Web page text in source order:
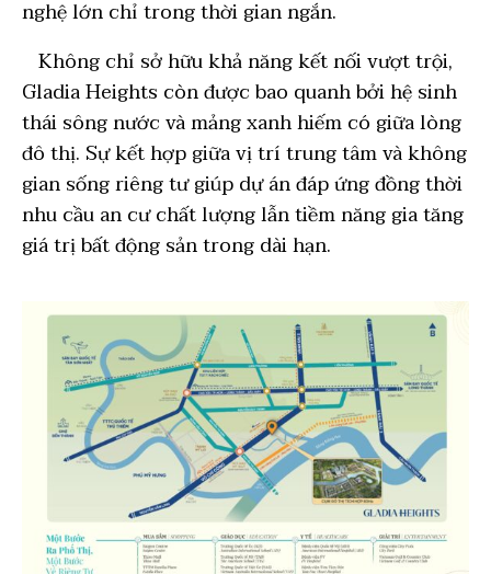
nghệ lớn chỉ trong thời gian ngắn.
Không chỉ sở hữu khả năng kết nối vượt trội,
Gladia Heights còn được bao quanh bởi hệ sinh
thái sông nước và mảng xanh hiếm có giữa lòng
đô thị. Sự kết hợp giữa vị trí trung tâm và không
gian sống riêng tư giúp dự án đáp ứng đồng thời
nhu cầu an cư chất lượng lẫn tiềm năng gia tăng
giá trị bất động sản trong dài hạn.